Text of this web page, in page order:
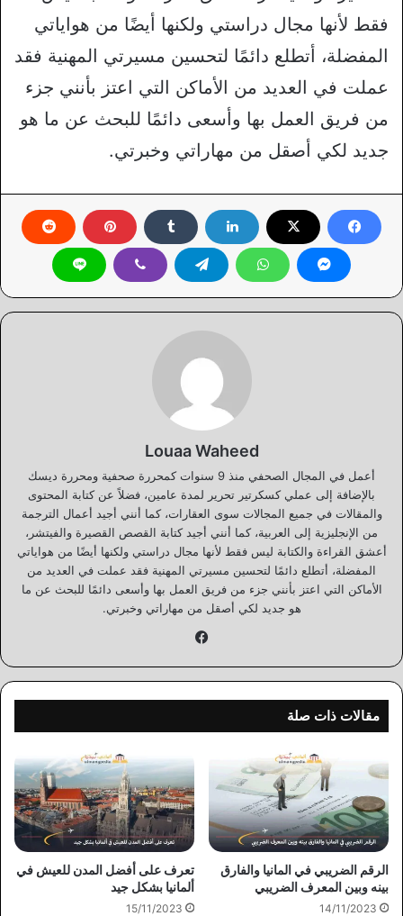
فقط لأنها مجال دراستي ولكنها أيضًا من هواياتي
المفضلة، أتطلع دائمًا لتحسين مسيرتي المهنية فقد
عملت في العديد من الأماكن التي اعتز بأنني جزء
من فريق العمل بها وأسعى دائمًا للبحث عن ما هو
جديد لكي أصقل من مهاراتي وخبرتي.
Louaa Waheed
أعمل في المجال الصحفي منذ 9 سنوات كمحررة صحفية ومحررة ديسك
بالإضافة إلى عملي كسكرتير تحرير لمدة عامين، فضلاً عن كتابة المحتوى
والمقالات في جميع المجالات سوى العقارات، كما أنني أجيد أعمال الترجمة
من الإنجليزية إلى العربية، كما أنني أجيد كتابة القصص القصيرة والفيتشر،
أعشق القراءة والكتابة ليس فقط لأنها مجال دراستي ولكنها أيضًا من هواياتي
المفضلة، أتطلع دائمًا لتحسين مسيرتي المهنية فقد عملت في العديد من
الأماكن التي اعتز بأنني جزء من فريق العمل بها وأسعى دائمًا للبحث عن ما
هو جديد لكي أصقل من مهاراتي وخبرتي.
مقالات ذات صلة
الرقم الضريبي في المانيا والفارق
بينه وبين المعرف الضريبي
14/11/2023
تعرف على أفضل المدن للعيش في
ألمانيا بشكل جيد
15/11/2023